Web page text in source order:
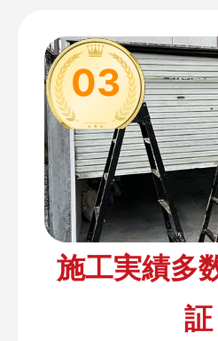
03
施工実績多
証